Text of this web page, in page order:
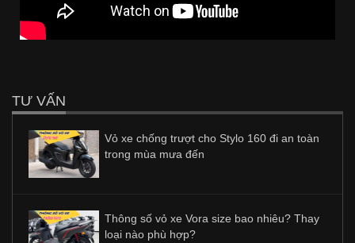
TƯ VẤN
Vỏ xe chống trượt cho Stylo 160 đi an toàn
trong mùa mưa đến
Thông số vỏ xe Vora size bao nhiêu? Thay
loại nào phù hợp?